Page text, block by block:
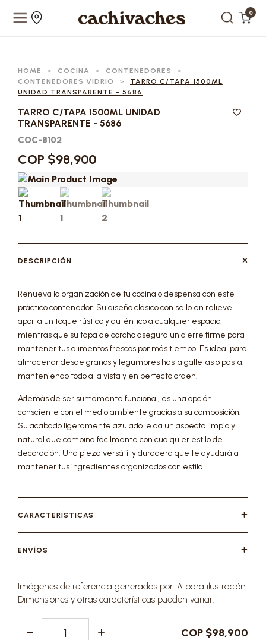
0
HOME > COCINA > CONTENEDORES
>
CONTENEDORES VIDRIO
>
TARRO C/TAPA 1500ML
UNIDAD TRANSPARENTE - 5686
TARRO C/TAPA 1500ML UNIDAD
TRANSPARENTE - 5686
COC-8102
COP $98,900
DESCRIPCIÓN
Renueva la organización de tu cocina o despensa con este
práctico contenedor. Su diseño clásico con sello en relieve
aporta un toque rústico y auténtico a cualquier espacio,
mientras que su tapa de corcho asegura un cierre firme para
mantener tus alimentos frescos por más tiempo. Es ideal para
almacenar desde granos y legumbres hasta galletas o pasta,
manteniendo todo a la vista y en perfecto orden.
Además de ser sumamente funcional, es una opción
consciente con el medio ambiente gracias a su composición.
Su acabado ligeramente azulado le da un aspecto limpio y
natural que combina fácilmente con cualquier estilo de
decoración. Una pieza versátil y duradera que te ayudará a
mantener tus ingredientes organizados con estilo.
CARACTERÍSTICAS
ENVÍOS
Imágenes de referencia generadas por IA para ilustración.
Dimensiones y otras características pueden variar.
COP $98,900